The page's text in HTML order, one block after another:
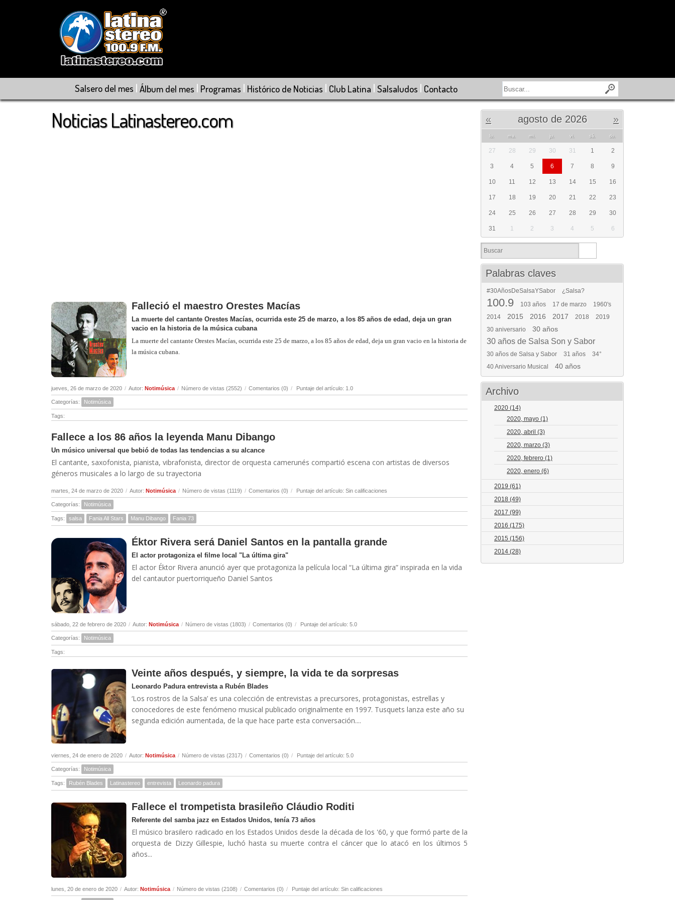
Salsero del mes | Álbum del mes | Programas | Histórico de Noticias | Club Latina | Salsaludos | Contacto
Noticias Latinastereo.com
Falleció el maestro Orestes Macías
La muerte del cantante Orestes Macías, ocurrida este 25 de marzo, a los 85 años de edad, deja un gran
vacio en la historia de la música cubana
La muerte del cantante Orestes Macías, ocurrida este 25 de marzo, a los 85 años de edad, deja un gran vacio en la historia de
la música cubana.
jueves, 26 de marzo de 2020 / Autor: Notimúsica / Número de vistas (2552) / Comentarios (0) / Puntaje del artículo: 1.0
Categorías: Notimúsica
Tags:
Fallece a los 86 años la leyenda Manu Dibango
Un músico universal que bebió de todas las tendencias a su alcance
El cantante, saxofonista, pianista, vibrafonista, director de orquesta camerunés compartió escena con artistas de diversos
géneros musicales a lo largo de su trayectoria
martes, 24 de marzo de 2020 / Autor: Notimúsica / Número de vistas (1119) / Comentarios (0) / Puntaje del artículo: Sin calificaciones
Categorías: Notimúsica
Tags: salsa Fania All Stars Manu Dibango Fania 73
Éktor Rivera será Daniel Santos en la pantalla grande
El actor protagoniza el filme local "La última gira"
El actor Éktor Rivera anunció ayer que protagoniza la película local “La última gira” inspirada en la vida
del cantautor puertorriqueño Daniel Santos
sábado, 22 de febrero de 2020 / Autor: Notimúsica / Número de vistas (1803) / Comentarios (0) / Puntaje del artículo: 5.0
Categorías: Notimúsica
Tags:
Veinte años después, y siempre, la vida te da sorpresas
Leonardo Padura entrevista a Rubén Blades
‘Los rostros de la Salsa’ es una colección de entrevistas a precursores, protagonistas, estrellas y
conocedores de este fenómeno musical publicado originalmente en 1997. Tusquets lanza este año su
segunda edición aumentada, de la que hace parte esta conversación....
viernes, 24 de enero de 2020 / Autor: Notimúsica / Número de vistas (2317) / Comentarios (0) / Puntaje del artículo: 5.0
Categorías: Notimúsica
Tags: Rubén Blades Latinastereo entrevista Leonardo padura
Fallece el trompetista brasileño Cláudio Roditi
Referente del samba jazz en Estados Unidos, tenía 73 años
El músico brasilero radicado en los Estados Unidos desde la década de los '60, y que formó parte de la
orquesta de Dizzy Gillespie, luchó hasta su muerte contra el cáncer que lo atacó en los últimos 5
años...
lunes, 20 de enero de 2020 / Autor: Notimúsica / Número de vistas (2108) / Comentarios (0) / Puntaje del artículo: Sin calificaciones
« agosto de 2026 »
lu. ma. mi. ju. vi. sá. do.
27 28 29 30 31 1 2
3 4 5 6 7 8 9
10 11 12 13 14 15 16
17 18 19 20 21 22 23
24 25 26 27 28 29 30
31 1 2 3 4 5 6
Palabras claves
#30AñosDeSalsaYSabor ¿Salsa?
100.9 103 años 17 de marzo
1960's
2014
2015 2016 2017 2018
2019
30 aniversario
30 años
30 años de Salsa Son y Sabor
30 años de Salsa y Sabor 31 años
34°
40 Aniversario Musical
40 años
Archivo
2020 (14)
2020, mayo (1)
2020, abril (3)
2020, marzo (3)
2020, febrero (1)
2020, enero (6)
2019 (61)
2018 (49)
2017 (99)
2016 (175)
2015 (156)
2014 (28)